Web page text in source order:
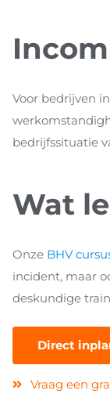
Voor bedrijven
bedrijfssituatie
Wat
Onze BHV
incident, maar
deskundige
Direct
Vraag een